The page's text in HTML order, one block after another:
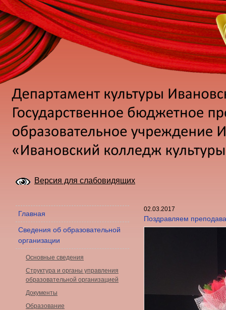
Версия для слабовидящих
Главная
Сведения об образовательной
организации
Основные сведения
Структура и органы управления
образовательной организацией
Документы
Образование
02.03.2017
Поздравляем